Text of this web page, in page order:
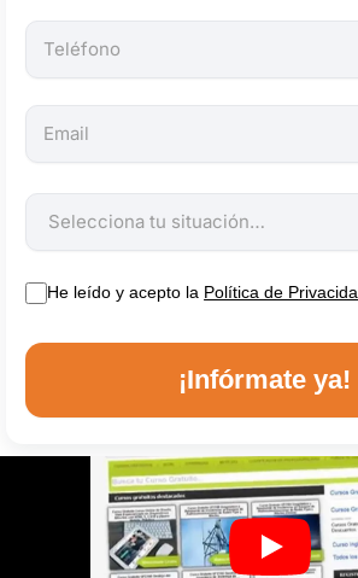
He leído y acepto la Política de
¡Infórmate ya!